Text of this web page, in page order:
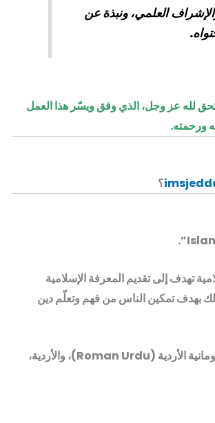
العلمي، ونبذة عن
لله عز وجل، الذي وفق ويسّر هذا العمل
ورحمته.
؟
تهدف إلى تقديم المعرفة الإسلامية
بهدف تمكين الناس من فهم وتعلّم دين
✦ يقدّم الموقع المحتوى الإسلامي بثلاث لغات: الرومانية الأردية (Roman Urdu)، والأردية،